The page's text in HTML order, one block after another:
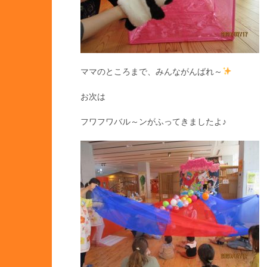
ママのところまで、みんながんばれ～
お次は
フワフワバル～ンがふってきましたよ♪